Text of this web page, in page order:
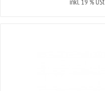
inkl. 19 % USt